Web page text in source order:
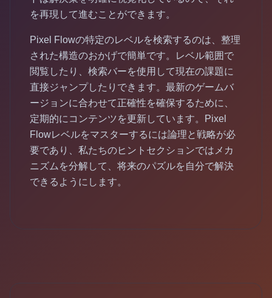
を再現して進むことができます。
Pixel Flowの特定のレベルを検索するのは、整理
された構造のおかげで簡単です。レベル範囲で
閲覧したり、検索バーを使用して現在の課題に
直接ジャンプしたりできます。最新のゲームバ
ージョンに合わせて正確性を確保するために、
定期的にコンテンツを更新しています。Pixel
Flowレベルをマスターするには論理と戦略が必
要であり、私たちのヒントセクションではメカ
ニズムを分解して、将来のパズルを自分で解決
できるようにします。